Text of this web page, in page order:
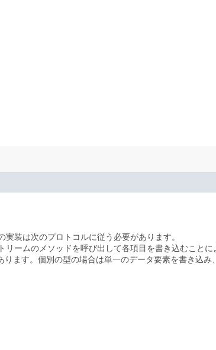
実装は次のプロトコルに従う必要があります。
ームのメソッドを呼び出して各項目を書き込むことに
ます。個別の型の場合は単一のデータ要素を書き込み